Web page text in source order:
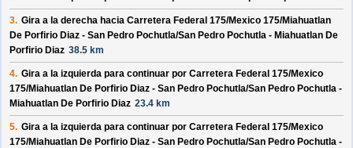
3. Gira a la derecha hacia Carretera Federal 175/Mexico 175/Miahuatlan
De Porfirio Diaz - San Pedro Pochutla/San Pedro Pochutla - Miahuatlan De
Porfirio Diaz 38.5 km
4. Gira a la izquierda para continuar por Carretera Federal 175/Mexico
175/Miahuatlan De Porfirio Diaz - San Pedro Pochutla/San Pedro Pochutla -
Miahuatlan De Porfirio Diaz 23.4 km
5. Gira a la izquierda para continuar por Carretera Federal 175/Mexico
175/Miahuatlan De Porfirio Diaz - San Pedro Pochutla/San Pedro Pochutla -